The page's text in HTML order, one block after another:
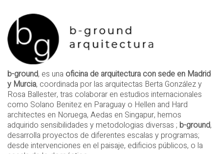
b-ground, es una oficina de arquitectura con sede en Madrid
y Murcia, coordinada por las arquitectas Berta González y
Rosa Ballester, tras colaborar en estudios internacionales
como Solano Benitez en Paraguay o Hellen and Hard
architectes en Noruega, Aedas en Singapur, hemos
adquirido sensibilidades y metodologias diversas ; b-ground,
desarrolla proyectos de diferentes escalas y programas;
desde intervenciones en el paisaje, edificios públicos, o la